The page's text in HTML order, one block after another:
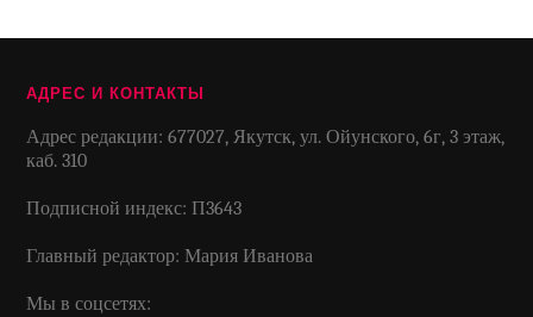
АДРЕС И КОНТАКТЫ
Адрес редакции: 677027, Якутск, ул. Ойунского, 6г, 3 этаж,
каб. 310
Подписной индекс: П3643
Главный редактор: Мария Иванова
Мы в соцсетях: